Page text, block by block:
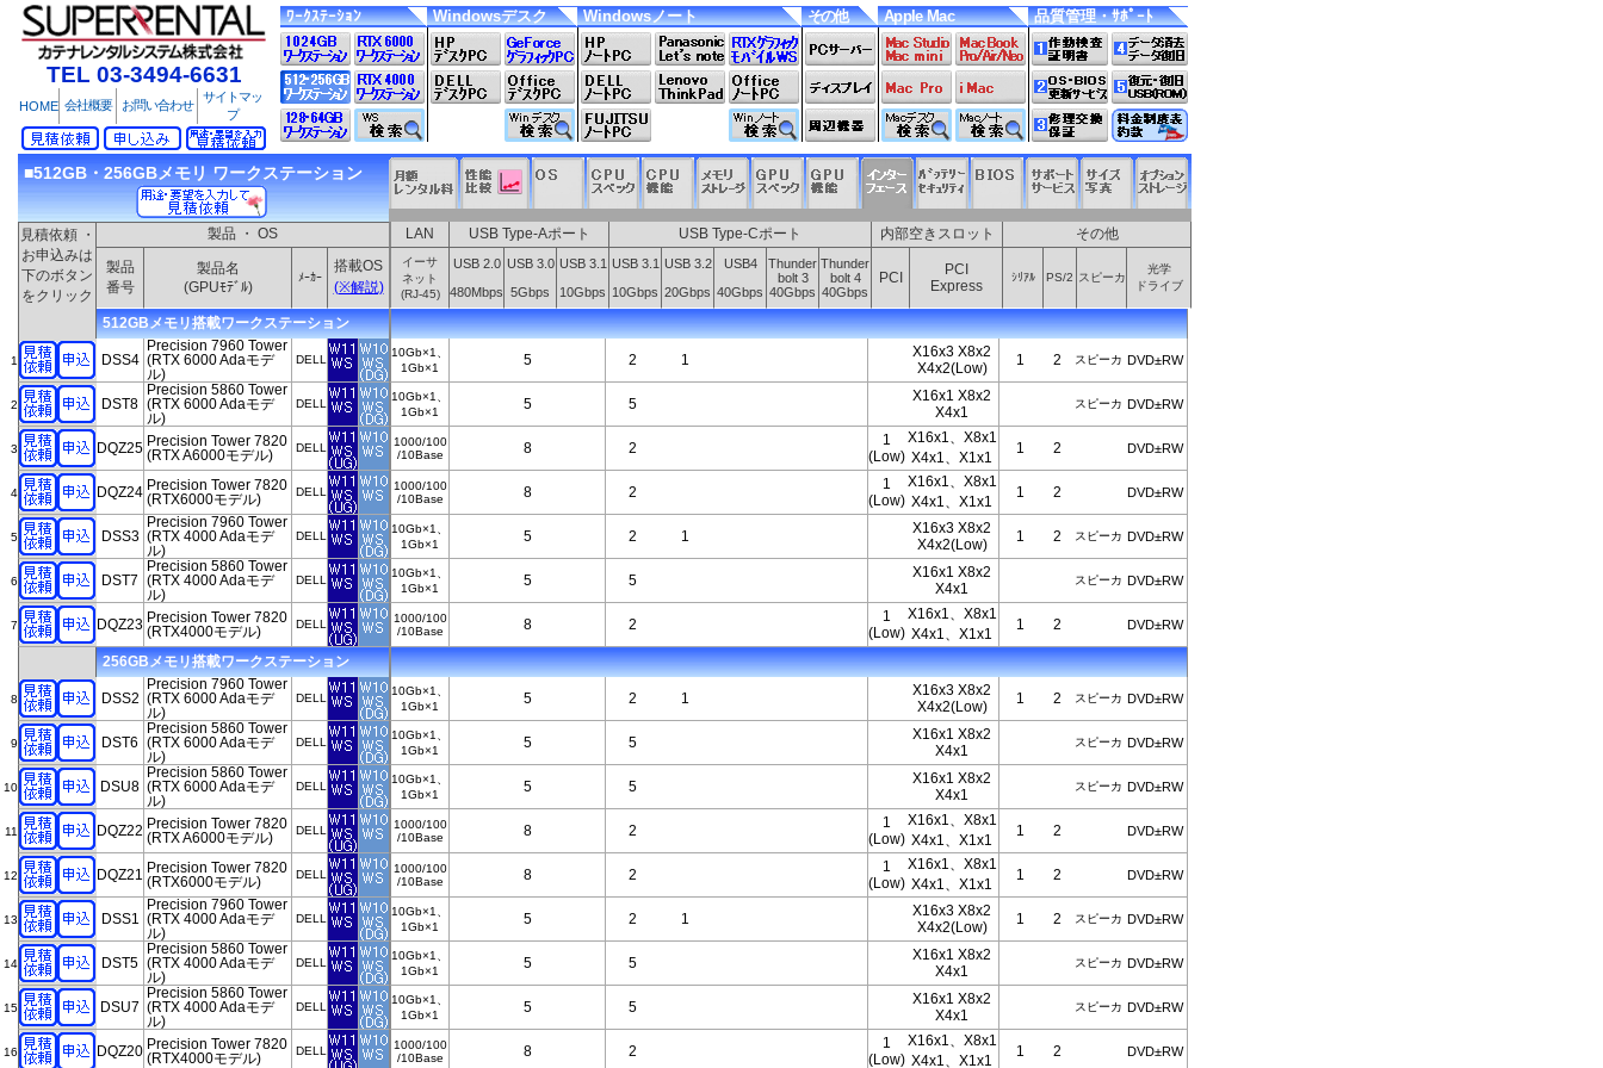
TEL 03-3494-6631
HOME 会社概要 お問い合わせ
サイトマッ
プ
ﾜｰｸｽﾃｰｼｮﾝ Windowsデスク Windowsノート その他 Apple Mac 品質管理・ｻﾎﾟｰﾄ
■512GB・256GBメモリ ワークステーション
見積依頼 ・
お申込みは
下のボタン
をクリック
製品 ・ OS LAN USB Type-Aポート USB Type-Cポート 内部空きスロット
その他
製品
番号
製品名
(GPUﾓﾃﾞﾙ)
ﾒｰｶｰ
搭載OS
(※解説)
イーサ
ネット
(RJ-45)
USB 2.0
480Mbps
USB 3.0
5Gbps
USB 3.1
10Gbps
USB 3.1
10Gbps
USB 3.2
20Gbps
USB4
40Gbps
Thunder
bolt 3
40Gbps
Thunder
bolt 4
40Gbps
PCI
PCI
Express
ｼﾘｱﾙ PS/2 スピーカ
光学
ドライブ
512GBメモリ搭載ワークステーション
1 DSS4
Precision 7960 Tower
(RTX 6000 Adaモデ
ル)
DELL
10Gb×1、
1Gb×1
5 2 1
X16x3 X8x2
X4x2(Low)
1 2 スピーカ DVD±RW
2 DST8
Precision 5860 Tower
(RTX 6000 Adaモデ
ル)
DELL
10Gb×1、
1Gb×1
5 5
X16x1 X8x2
X4x1
スピーカ DVD±RW
3 DQZ25 Precision Tower 7820
(RTX A6000モデル)
DELL
1000/100
/10Base
8 2
1
(Low)
X16x1、X8x1
X4x1、X1x1
1 2 DVD±RW
4 DQZ24 Precision Tower 7820
(RTX6000モデル)
DELL
1000/100
/10Base
8 2
1
(Low)
X16x1、X8x1
X4x1、X1x1
1 2 DVD±RW
5 DSS3
Precision 7960 Tower
(RTX 4000 Adaモデ
ル)
DELL
10Gb×1、
1Gb×1
5 2 1
X16x3 X8x2
X4x2(Low)
1 2 スピーカ DVD±RW
6 DST7
Precision 5860 Tower
(RTX 4000 Adaモデ
ル)
DELL
10Gb×1、
1Gb×1
5 5
X16x1 X8x2
X4x1
スピーカ DVD±RW
7 DQZ23 Precision Tower 7820
(RTX4000モデル)
DELL
1000/100
/10Base
8 2
1
(Low)
X16x1、X8x1
X4x1、X1x1
1 2 DVD±RW
256GBメモリ搭載ワークステーション
8 DSS2
Precision 7960 Tower
(RTX 6000 Adaモデ
ル)
DELL
10Gb×1、
1Gb×1
5 2 1
X16x3 X8x2
X4x2(Low)
1 2 スピーカ DVD±RW
9 DST6
Precision 5860 Tower
(RTX 6000 Adaモデ
ル)
DELL
10Gb×1、
1Gb×1
5 5
X16x1 X8x2
X4x1
スピーカ DVD±RW
10 DSU8
Precision 5860 Tower
(RTX 6000 Adaモデ
ル)
DELL
10Gb×1、
1Gb×1
5 5
X16x1 X8x2
X4x1
スピーカ DVD±RW
11 DQZ22 Precision Tower 7820
(RTX A6000モデル)
DELL
1000/100
/10Base
8 2
1
(Low)
X16x1、X8x1
X4x1、X1x1
1 2 DVD±RW
12 DQZ21 Precision Tower 7820
(RTX6000モデル)
DELL
1000/100
/10Base
8 2
1
(Low)
X16x1、X8x1
X4x1、X1x1
1 2 DVD±RW
13 DSS1
Precision 7960 Tower
(RTX 4000 Adaモデ
ル)
DELL
10Gb×1、
1Gb×1
5 2 1
X16x3 X8x2
X4x2(Low)
1 2 スピーカ DVD±RW
14 DST5
Precision 5860 Tower
(RTX 4000 Adaモデ
ル)
DELL
10Gb×1、
1Gb×1
5 5
X16x1 X8x2
X4x1
スピーカ DVD±RW
15 DSU7
Precision 5860 Tower
(RTX 4000 Adaモデ
ル)
DELL
10Gb×1、
1Gb×1
5 5
X16x1 X8x2
X4x1
スピーカ DVD±RW
16 DQZ20 Precision Tower 7820
(RTX4000モデル)
DELL
1000/100
/10Base
8 2
1
(Low)
X16x1、X8x1
X4x1、X1x1
1 2 DVD±RW